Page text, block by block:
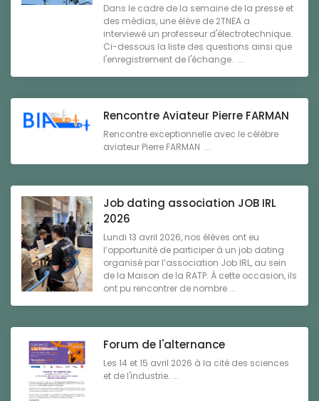
Dans le cadre de la semaine de la presse et
des médias, une élève de 2TNEA a
interviewé un professeur d'électrotechnique.
Ci-dessous la liste des questions ainsi que
l'enregistrement de l'échange. ...
Rencontre Aviateur Pierre FARMAN
Rencontre exceptionnelle avec le célèbre
aviateur Pierre FARMAN ...
Job dating association JOB IRL
2026
Lundi 13 avril 2026, nos élèves ont eu
l’opportunité de participer à un job dating
organisé par l’association Job IRL, au sein
de la Maison de la RATP. À cette occasion, ils
ont pu rencontrer de nombre ...
Forum de l'alternance
Les 14 et 15 avril 2026 à la cité des sciences
et de l'industrie. ...